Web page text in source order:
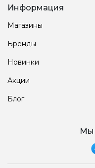
Информация
Магазины
Бренды
Новинки
Акции
Блог
Мы